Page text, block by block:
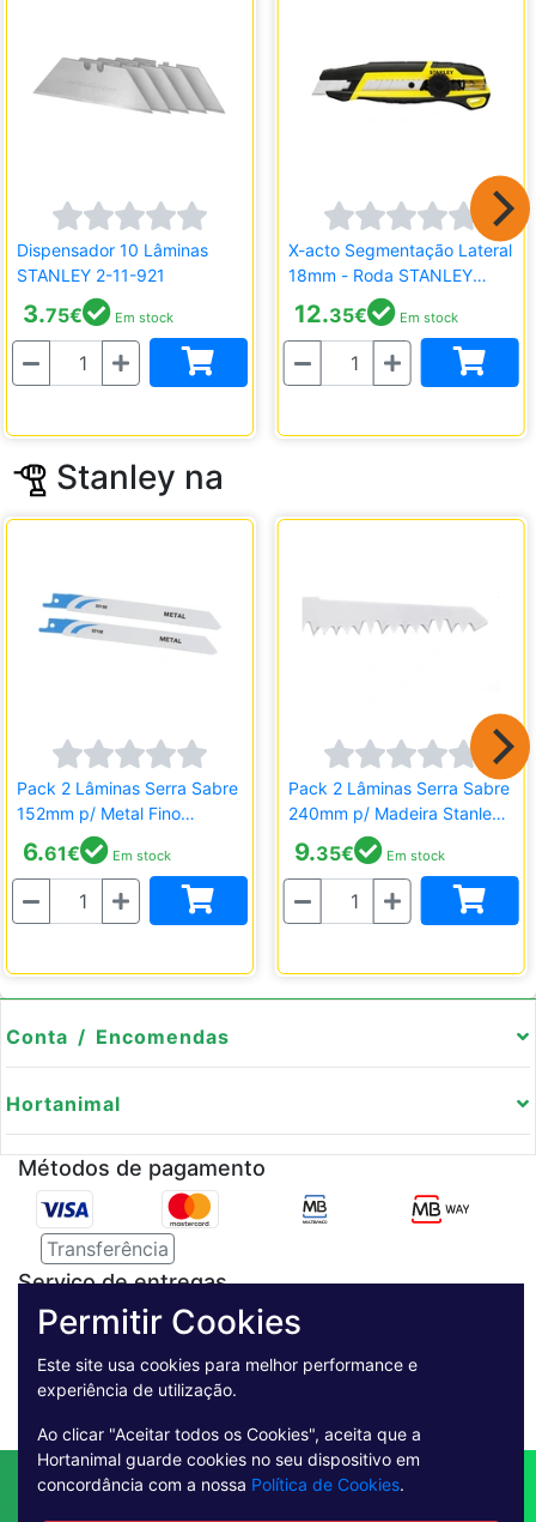
Dispensador 10 Lâminas
STANLEY 2-11-921
3.75€ Em stock
Quantidade
X-acto Segmentação Lateral
18mm - Roda STANLEY
STHT10500-0
12.35€ Em stock
Quantidade
Stanley na
Pack 2 Lâminas Serra Sabre
152mm p/ Metal Fino
Stanley STA22132-XJ
6.61€ Em stock
Quantidade
Pack 2 Lâminas Serra Sabre
240mm p/ Madeira Stanley
STA21182-XJ
9.35€ Em stock
Quantidade
Conta / Encomendas
Hortanimal
Métodos de pagamento
Transferência
Serviço de entregas
Pagamento Seguro
Contactos Envio
Condições de Venda
Permitir Cookies
Este site usa cookies para melhor performance e
experiência de utilização.
Ao clicar "Aceitar todos os Cookies", aceita que a
Hortanimal guarde cookies no seu dispositivo em
concordância com a nossa Política de Cookies.